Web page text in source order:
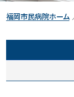
福岡市民病院ホーム